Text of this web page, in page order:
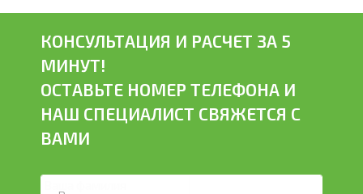
КОНСУЛЬТАЦИЯ И РАСЧЕТ ЗА 5
МИНУТ!
ОСТАВЬТЕ НОМЕР ТЕЛЕФОНА И
НАШ СПЕЦИАЛИСТ СВЯЖЕТСЯ С
ВАМИ